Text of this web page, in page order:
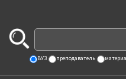
ВУЗ преподаватель